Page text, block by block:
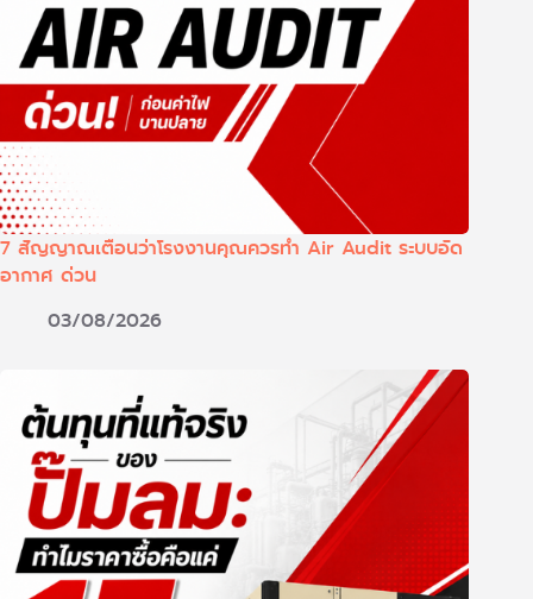
7 สัญญาณเตือนว่าโรงงานคุณควรทำ Air Audit ระบบอัด
อากาศ ด่วน
03/08/2026